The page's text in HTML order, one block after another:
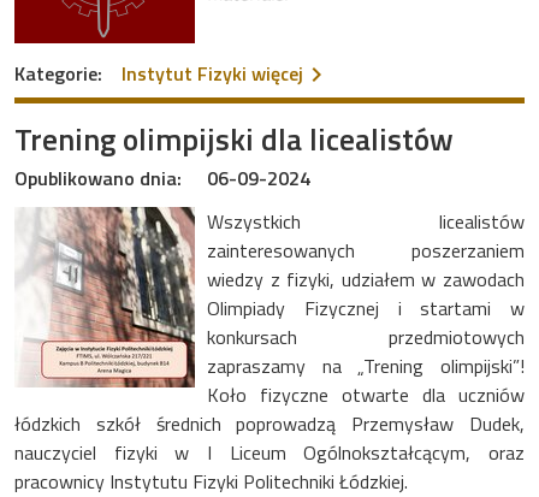
Kategorie: Instytut Fizyki więcej na temat Nowatorskie
Trening olimpijski dla licealistów
Opublikowano dnia:
06-09-2024
Wszystkich licealistów
zainteresowanych poszerzaniem
wiedzy z fizyki, udziałem w zawodach
Olimpiady Fizycznej i startami w
konkursach przedmiotowych
zapraszamy na „Trening olimpijski”!
Koło fizyczne otwarte dla uczniów
łódzkich szkół średnich poprowadzą Przemysław Dudek,
nauczyciel fizyki w I Liceum Ogólnokształcącym, oraz
pracownicy Instytutu Fizyki Politechniki Łódzkiej.